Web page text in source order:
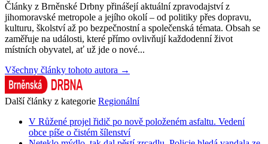
Články z Brněnské Drbny přinášejí aktuální zpravodajství z
jihomoravské metropole a jejího okolí – od politiky přes dopravu,
kulturu, školství až po bezpečnostní a společenská témata. Obsah se
zaměřuje na události, které přímo ovlivňují každodenní život
místních obyvatel, ať už jde o nové...
Všechny články tohoto autora →
Další články z kategorie Regionální
V Růžené projel řidič po nově položeném asfaltu. Vedení
obce píše o čistém šílenství